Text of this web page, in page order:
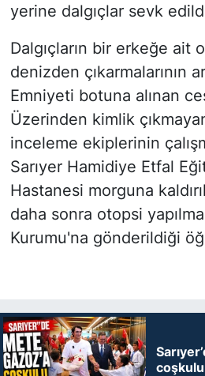
yerine dalgıçlar sevk
Dalgıçların bir erkeğe ait
denizden çıkarmalarının
Emniyeti botuna alınan
Üzerinden kimlik
inceleme ekiplerinin
Sarıyer Hamidiye Etfal
Hastanesi morguna
daha sonra otopsi
Kurumu'na gönderildiği
coşkulu
YAŞAM